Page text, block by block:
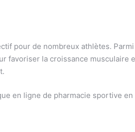
pour de nombreux athlètes.
la croissance
en ligne de pharmacie sportive en